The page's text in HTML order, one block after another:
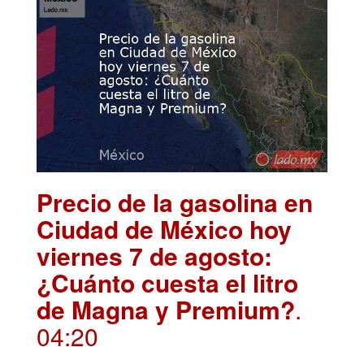
Precio de la gasolina en
Ciudad de México hoy
viernes 7 de agosto:
¿Cuánto cuesta el litro
de Magna y Premium?.
04:20